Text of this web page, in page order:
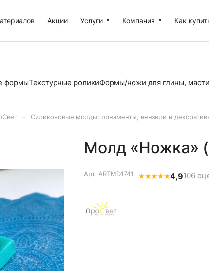
Акции Услуги Компания Как
формыТекстурные роликиФормы/ножи для глины,
Силиконовые молды: орнаменты, вензели и
Молд «Ножка»
Арт. ARTMD1741 ★★★★★4,9106